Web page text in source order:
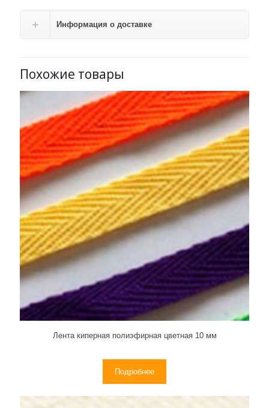
Информация о доставке
Похожие товары
Лента киперная полиэфирная цветная 10 мм
Подробнее